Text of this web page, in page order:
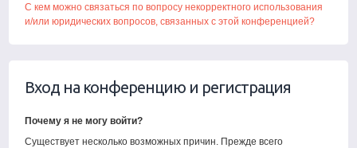
С кем можно связаться по вопросу некорректного использования
и/или юридических вопросов, связанных с этой конференцией?
Вход на конференцию и регистрация
Почему я не могу войти?
Существует несколько возможных причин. Прежде всего